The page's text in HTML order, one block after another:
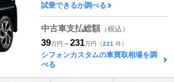
試乗できるか調べる
中古車支払総額 （税込）
39万円 ～231万円 （221 件）
シフォンカスタムの車買取相場を調
べる